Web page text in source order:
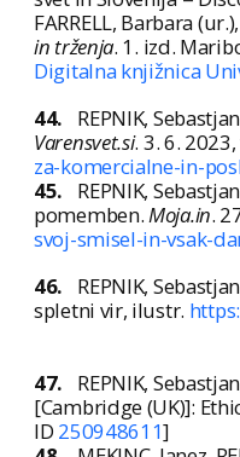
FARRELL, Barbara
in trženja. 1. izd.
Digitalna knjižnica
44.
REPNIK,
Varensvet.si. 3. 6.
za-komercialne-in-
45.
REPNIK,
pomemben.Moja.in.
svoj-smisel-in-vsak-
46.
REPNIK,
spletni vir, ilustr.
47.
REPNIK,
[Cambridge (UK)]:
ID 250948611]